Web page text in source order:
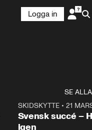
Logga in
SE ALLA
SKIDSKYTTE• 21
Svensk succé –
igen